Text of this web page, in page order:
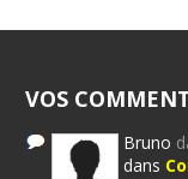
VOS
Bruno
dans